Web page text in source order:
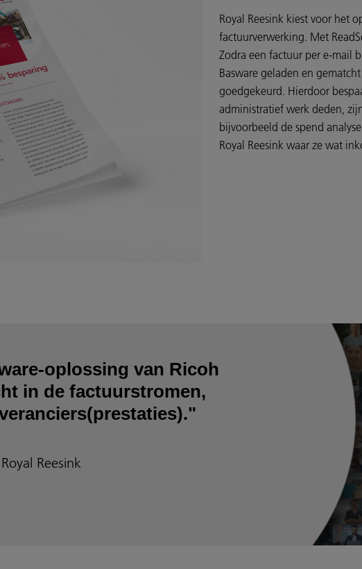
Royal Reesink kiest voor het
factuurverwerking. Met
Zodra een factuur per e-mail
Basware geladen en
goedgekeurd. Hierdoor
administratief werk deden,
bijvoorbeeld de spend
Royal Reesink waar ze wat
oplossing van Ricoh
in de factuurstromen,
Reesink